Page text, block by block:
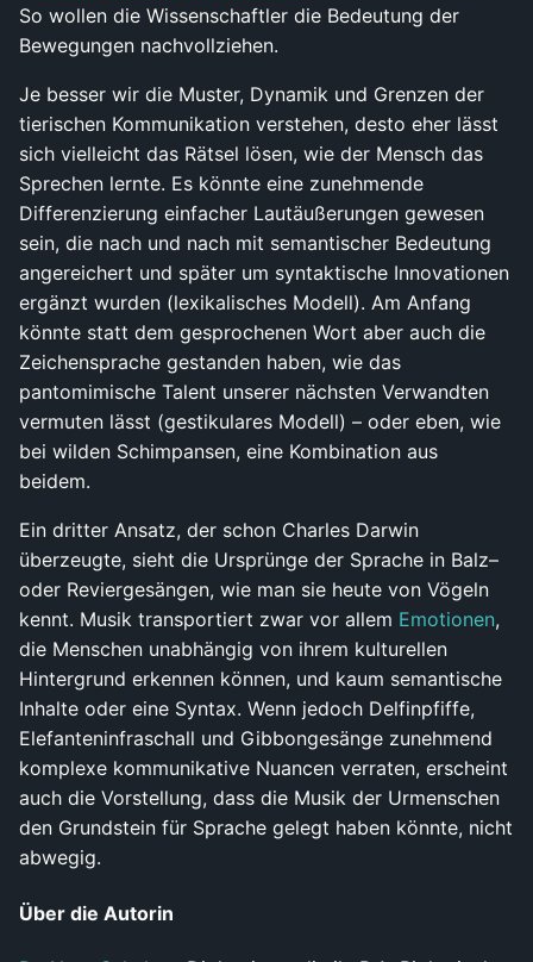
So wollen die Wissenschaftler die Bedeutung der
Bewegungen nachvollziehen.
Je besser wir die Muster, Dynamik und Grenzen der
tierischen Kommunikation verstehen, desto eher lässt
sich vielleicht das Rätsel lösen, wie der Mensch das
Sprechen lernte. Es könnte eine zunehmende
Differenzierung einfacher Lautäußerungen gewesen
sein, die nach und nach mit semantischer Bedeutung
angereichert und später um syntaktische Innovationen
ergänzt wurden (lexikalisches Modell). Am Anfang
könnte statt dem gesprochenen Wort aber auch die
Zeichensprache gestanden haben, wie das
pantomimische Talent unserer nächsten Verwandten
vermuten lässt (gestikulares Modell) – oder eben, wie
bei wilden Schimpansen, eine Kombination aus
beidem.
Ein dritter Ansatz, der schon Charles Darwin
überzeugte, sieht die Ursprünge der Sprache in Balz–
oder Reviergesängen, wie man sie heute von Vögeln
kennt. Musik transportiert zwar vor allem Emotionen,
die Menschen unabhängig von ihrem kulturellen
Hintergrund erkennen können, und kaum semantische
Inhalte oder eine Syntax. Wenn jedoch Delfinpfiffe,
Elefanteninfraschall und Gibbongesänge zunehmend
komplexe kommunikative Nuancen verraten, erscheint
auch die Vorstellung, dass die Musik der Urmenschen
den Grundstein für Sprache gelegt haben könnte, nicht
abwegig.
Über die Autorin